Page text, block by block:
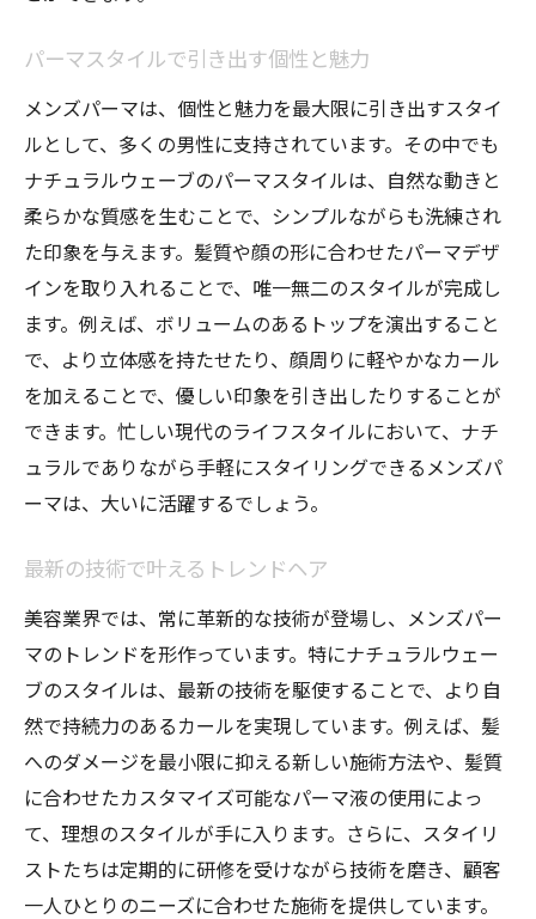
パーマスタイルで引き出す個性と魅力
メンズパーマは、個性と魅力を最大限に引き出すスタイ
ルとして、多くの男性に支持されています。その中でも
ナチュラルウェーブのパーマスタイルは、自然な動きと
柔らかな質感を生むことで、シンプルながらも洗練され
た印象を与えます。髪質や顔の形に合わせたパーマデザ
インを取り入れることで、唯一無二のスタイルが完成し
ます。例えば、ボリュームのあるトップを演出すること
で、より立体感を持たせたり、顔周りに軽やかなカール
を加えることで、優しい印象を引き出したりすることが
できます。忙しい現代のライフスタイルにおいて、ナチ
ュラルでありながら手軽にスタイリングできるメンズパ
ーマは、大いに活躍するでしょう。
最新の技術で叶えるトレンドヘア
美容業界では、常に革新的な技術が登場し、メンズパー
マのトレンドを形作っています。特にナチュラルウェー
ブのスタイルは、最新の技術を駆使することで、より自
然で持続力のあるカールを実現しています。例えば、髪
へのダメージを最小限に抑える新しい施術方法や、髪質
に合わせたカスタマイズ可能なパーマ液の使用によっ
て、理想のスタイルが手に入ります。さらに、スタイリ
ストたちは定期的に研修を受けながら技術を磨き、顧客
一人ひとりのニーズに合わせた施術を提供しています。